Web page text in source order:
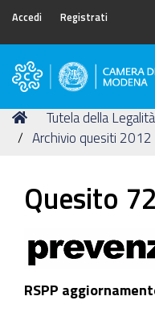
Accedi Registrati
Camera
Commercio
di
Tu
sei
Home
Tutela della
Archivio quesiti 2012
Quesito
RSPP